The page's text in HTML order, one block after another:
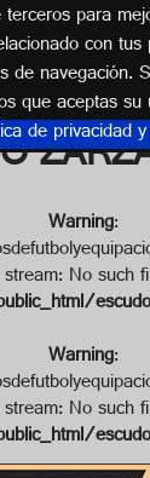
para
con
de navegación.
que aceptas su
de privacidad
de
MADRID
Warning:
No such
Warning:
No such